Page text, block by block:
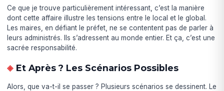
Ce que je trouve particulièrement intéressant, c’est la manière
dont cette affaire illustre les tensions entre le local et le global.
Les maires, en défiant le préfet, ne se contentent pas de parler à
leurs administrés. Ils s’adressent au monde entier. Et ça, c’est une
sacrée responsabilité.
Et Après ? Les Scénarios Possibles
Alors, que va-t-il se passer ? Plusieurs scénarios se dessinent. Le